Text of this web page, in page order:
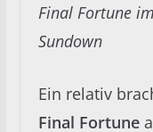
Final Fortune
Sundown
Ein relativ
Final Fortune